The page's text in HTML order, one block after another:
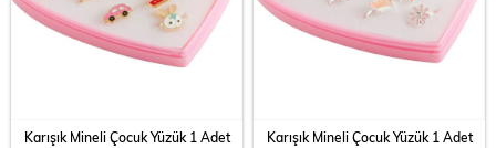
Karışık Mineli Çocuk Yüzük 1 Adet Karışık Mineli Çocuk Yüzük 1 Adet